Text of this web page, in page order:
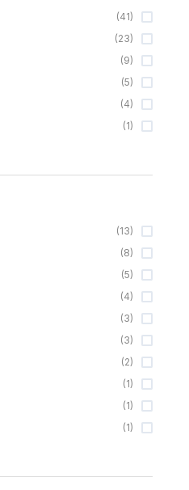
(41)
(23)
(9)
(5)
(4)
(1)
(13)
(8)
(5)
(4)
(3)
(3)
(2)
(1)
(1)
(1)